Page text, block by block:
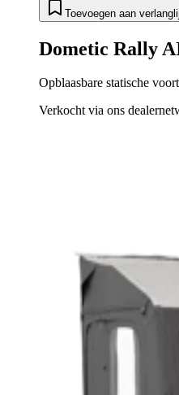
Toevoegen aan
Dometic Rally
Opblaasbare statische
Verkocht via ons